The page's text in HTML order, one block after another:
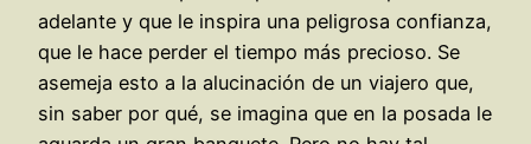
adelante y que le inspira una peligrosa confianza,
que le hace perder el tiempo más precioso. Se
asemeja esto a la alucinación de un viajero que,
sin saber por qué, se imagina que en la posada le